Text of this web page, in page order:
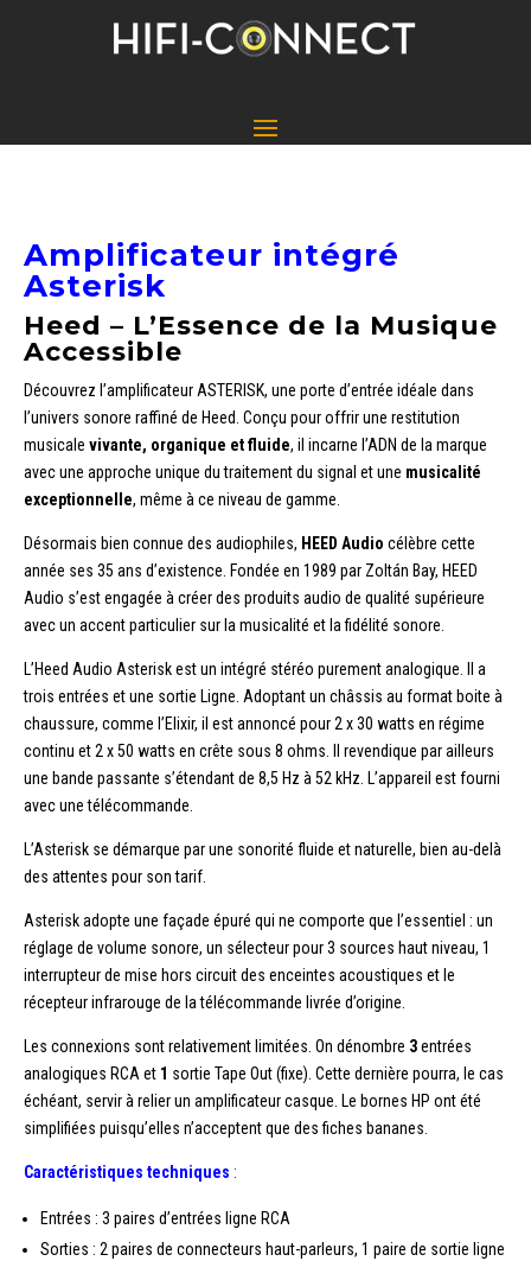
Amplificateur intégré
Asterisk
Heed – L’Essence de la Musique
Accessible
Découvrez l’amplificateur ASTERISK, une porte d’entrée idéale dans
l’univers sonore raffiné de Heed. Conçu pour offrir une restitution
musicale vivante, organique et fluide, il incarne l’ADN de la marque
avec une approche unique du traitement du signal et une musicalité
exceptionnelle, même à ce niveau de gamme.
Désormais bien connue des audiophiles, HEED Audio célèbre cette
année ses 35 ans d’existence. Fondée en 1989 par Zoltán Bay, HEED
Audio s’est engagée à créer des produits audio de qualité supérieure
avec un accent particulier sur la musicalité et la fidélité sonore.
L’Heed Audio Asterisk est un intégré stéréo purement analogique. Il a
trois entrées et une sortie Ligne. Adoptant un châssis au format boite à
chaussure, comme l’Elixir, il est annoncé pour 2 x 30 watts en régime
continu et 2 x 50 watts en crête sous 8 ohms. Il revendique par ailleurs
une bande passante s’étendant de 8,5 Hz à 52 kHz. L’appareil est fourni
avec une télécommande.
L’Asterisk se démarque par une sonorité fluide et naturelle, bien au-delà
des attentes pour son tarif.
Asterisk adopte une façade épuré qui ne comporte que l’essentiel : un
réglage de volume sonore, un sélecteur pour 3 sources haut niveau, 1
interrupteur de mise hors circuit des enceintes acoustiques et le
récepteur infrarouge de la télécommande livrée d’origine.
Les connexions sont relativement limitées. On dénombre 3entrées
analogiques RCA et 1 sortie Tape Out (fixe). Cette dernière pourra, le cas
échéant, servir à relier un amplificateur casque. Le bornes HP ont été
simplifiées puisqu’elles n’acceptent que des fiches bananes.
Caractéristiques techniques :
Entrées : 3 paires d’entrées ligne RCA
Sorties : 2 paires de connecteurs haut-parleurs, 1 paire de sortie ligne